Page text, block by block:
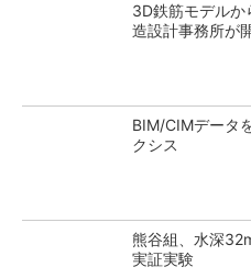
3D鉄筋モデルか
造設計事務所が
BIM/CIMデータ
クシス
熊谷組、水深
実証実験